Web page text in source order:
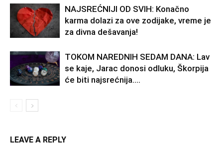
NAJSREĆNIJI OD SVIH: Konačno
karma dolazi za ove zodijake, vreme je
za divna dešavanja!
TOKOM NAREDNIH SEDAM DANA: Lav
se kaje, Jarac donosi odluku, Škorpija
će biti najsrećnija….
LEAVE A REPLY